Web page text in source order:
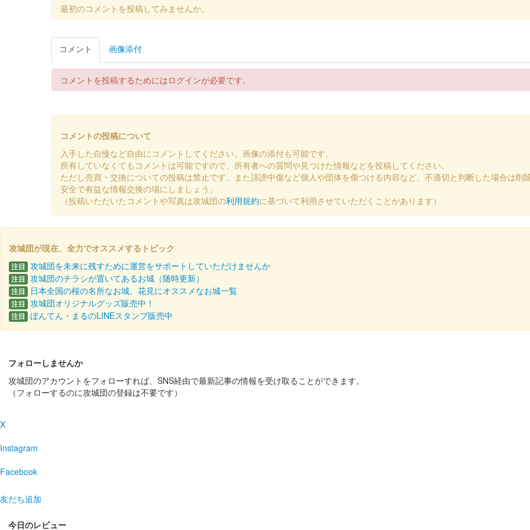
菅谷館跡 御城印 大妻嵐山中学校・高等学校コラボ御城印 令和7年度版 畠山重忠 第4弾
販売終了
台紙は小川和紙を使用。「菅谷館跡」の文字は大妻嵐山高等学校書道部による揮毫。
菅谷館跡 御城印
台紙は小川和紙を使用。「菅谷館跡」の文字は大妻嵐山高等学校書道部による揮毫。
菅谷館跡 御城印 雪版 12月限定
販売終了
菅谷館跡 御城印 大妻嵐山中学校・高等学校コラボ御城印 令和7年度版 第3弾
販売終了
台紙は細川紙を使用。「菅谷館跡」の文字は大妻嵐山高等学校書道部による揮毫。
台紙は小川和紙を使用。「菅谷館跡」の文字は大妻嵐山高等学校書道部による揮毫。
最初のコメントを投稿してみませんか。
コメント 画像添付
コメントを投稿するためにはログインが必要です。
コメントの投稿について
入手した自慢など自由にコメントしてください。画像の添付も可能です。
所有していなくてもコメントは可能ですので、所有者への質問や見つけた情報などを投稿してください。
ただし売買・交換についての投稿は禁止です。また誹謗中傷など個人や団体を傷つける内容など、不適切と判断した場合は削
安全で有益な情報交換の場にしましょう。
（投稿いただいたコメントや写真は攻城団の利用規約に基づいて利用させていただくことがあります）
攻城団が現在、全力でオススメするトピック
注目 攻城団を未来に残すために運営をサポートしていただけませんか
注目 攻城団のチラシが置いてあるお城（随時更新）
注目 日本全国の桜の名所なお城、花見にオススメなお城一覧
注目 攻城団オリジナルグッズ販売中！
注目 ぼんてん・まるのLINEスタンプ販売中
フォローしませんか
攻城団のアカウントをフォローすれば、SNS経由で最新記事の情報を受け取ることができます。
（フォローするのに攻城団の登録は不要です）
X
Instagram
Facebook
友だち追加
今日のレビュー